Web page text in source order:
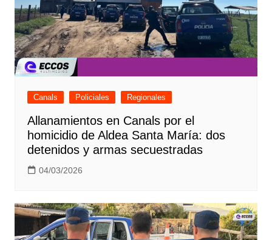
Canals Policiales Regionales
Allanamientos en Canals por el
homicidio de Aldea Santa María: dos
detenidos y armas secuestradas
04/03/2026